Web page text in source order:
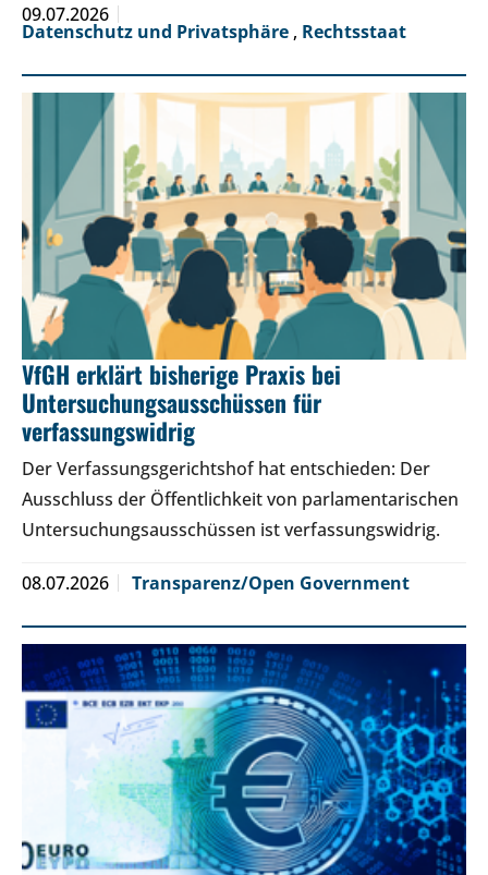
09.07.2026
Datenschutz und Privatsphäre , Rechtsstaat
VfGH erklärt bisherige Praxis bei
Untersuchungsausschüssen für
verfassungswidrig
Der Verfassungsgerichtshof hat entschieden: Der
Ausschluss der Öffentlichkeit von parlamentarischen
Untersuchungsausschüssen ist verfassungswidrig.
08.07.2026 Transparenz/Open Government